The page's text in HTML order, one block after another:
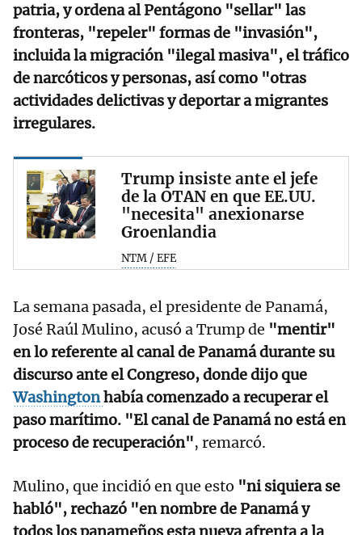
patria, y ordena al Pentágono "sellar" las
fronteras, "repeler" formas de "invasión",
incluida la migración "ilegal masiva", el tráfico
de narcóticos y personas, así como "otras
actividades delictivas y deportar a migrantes
irregulares.
Trump insiste ante el jefe
de la OTAN en que EE.UU.
"necesita" anexionarse
Groenlandia
NTM / EFE
La semana pasada, el presidente de Panamá,
José Raúl Mulino, acusó a Trump de "mentir"
en lo referente al canal de Panamá durante su
discurso ante el Congreso, donde dijo que
Washingtonhabía comenzado a recuperar el
paso marítimo. "El canal de Panamá no está en
proceso de recuperación", remarcó.
Mulino, que incidió en que esto "ni siquiera se
habló", rechazó "en nombre de Panamá y
todos los panameños esta nueva afrenta a la